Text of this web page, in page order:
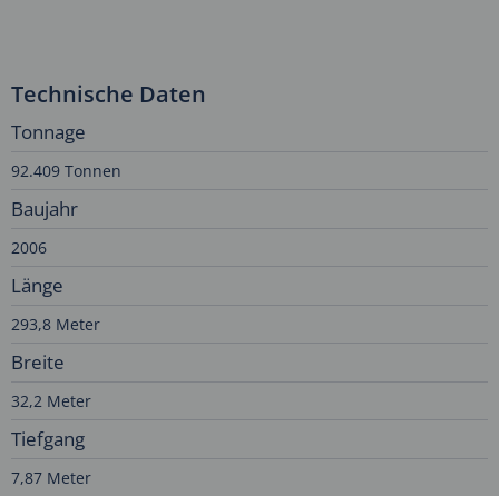
Technische Daten
Tonnage
92.409 Tonnen
Baujahr
2006
Länge
293,8 Meter
Breite
32,2 Meter
Tiefgang
7,87 Meter